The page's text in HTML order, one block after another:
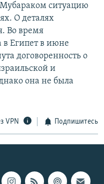
ситуацию
О деталях
Во время
в Египет в июне
договоренность о
и
она не была
VPN Подпишитесь